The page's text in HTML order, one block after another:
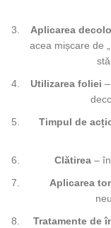
Aplicarea
acea mișcare de
Utilizarea foliei
Timpul de
Clătirea–
Aplicarea
Tratamente de